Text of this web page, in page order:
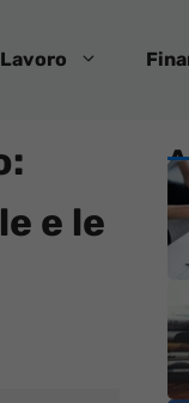
Lavoro
e le